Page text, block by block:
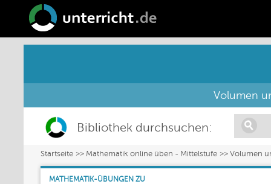
Volumen
Bibliothek durchsuchen:
Startseite Mathematik online üben - Mittelstufe Volumen
MATHEMATIK-ÜBUNGEN ZU